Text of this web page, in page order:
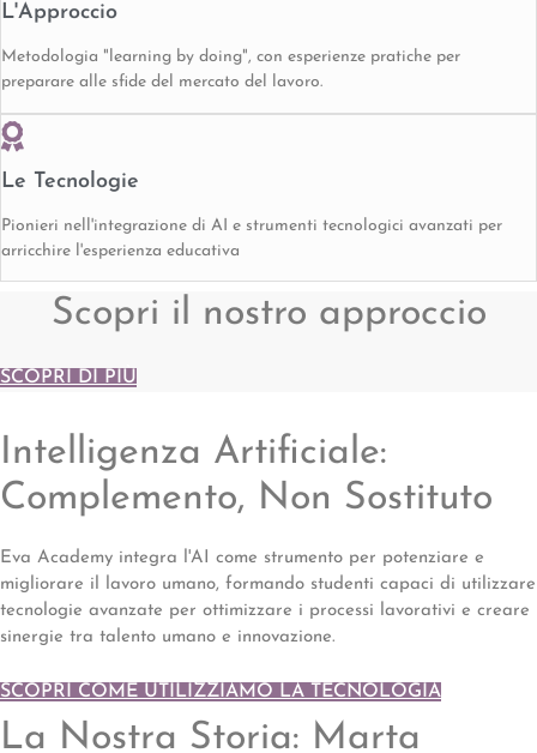
L'Approccio
Metodologia "learning by doing", con esperienze pratiche per
preparare alle sfide del mercato del lavoro.
Le Tecnologie
Pionieri nell'integrazione di AI e strumenti tecnologici avanzati per
arricchire l'esperienza educativa
Scopri il nostro approccio
SCOPRI DI PIÙ
Intelligenza Artificiale:
Complemento, Non Sostituto
Eva Academy integra l'AI come strumento per potenziare e
migliorare il lavoro umano, formando studenti capaci di utilizzare
tecnologie avanzate per ottimizzare i processi lavorativi e creare
sinergie tra talento umano e innovazione.
SCOPRI COME UTILIZZIAMO LA TECNOLOGIA
La Nostra Storia: Marta